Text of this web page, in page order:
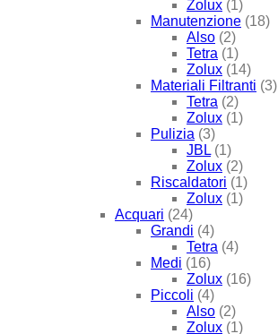
Zolux (1)
Manutenzione (18)
Also (2)
Tetra (1)
Zolux (14)
Materiali Filtranti (3)
Tetra (2)
Zolux (1)
Pulizia (3)
JBL (1)
Zolux (2)
Riscaldatori (1)
Zolux (1)
Acquari (24)
Grandi (4)
Tetra (4)
Medi (16)
Zolux (16)
Piccoli (4)
Also (2)
Zolux (1)